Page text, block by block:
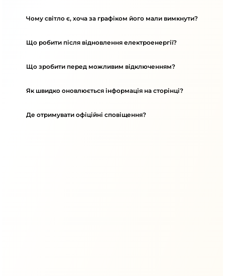
Чому світло є, хоча за графіком його мали вимкнути?
Що робити після відновлення електроенергії?
Що зробити перед можливим відключенням?
Як швидко оновлюється інформація на сторінці?
Де отримувати офіційні сповіщення?